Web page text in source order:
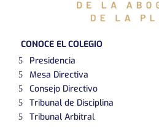
CONOCE EL COLEGIO
Presidencia
Mesa Directiva
Consejo Directivo
Tribunal de Disciplina
Tribunal Arbitral